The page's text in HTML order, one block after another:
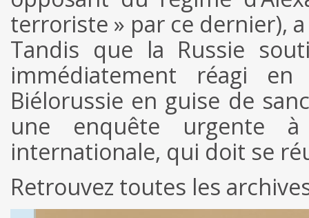
terroriste » par ce dernier),
Tandis que la Russie
immédiatement réagi
Biélorussie en guise de
une enquête urgente à
internationale, qui doit se
Retrouvez toutes les